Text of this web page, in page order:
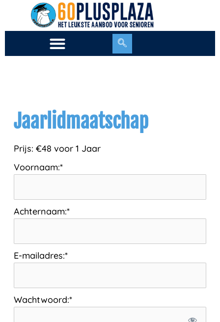
de
Jaarlidmaatschap
Prijs: €48 voor 1 Jaar
Voornaam:*
Achternaam:*
E-mailadres:*
Wachtwoord:*